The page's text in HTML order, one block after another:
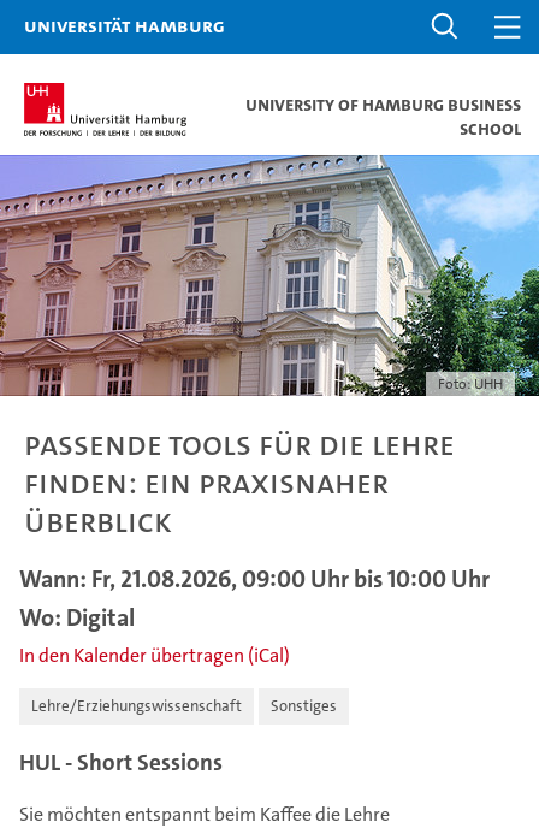
Universität Hamburg
University of Hamburg Business
School
Foto: UHH
Passende Tools für die Lehre
finden: ein praxisnaher
Überblick
Wann: Fr, 21.08.2026, 09:00 Uhr bis 10:00 Uhr
Wo: Digital
In den Kalender übertragen (iCal)
Lehre/Erziehungswissenschaft Sonstiges
HUL - Short Sessions
Sie möchten entspannt beim Kaffee die Lehre